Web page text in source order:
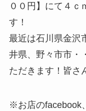
００円】にて４ｃ
す！
最近は石川県金沢
井県、野々市市・
ただきます！皆さ
※お店のfacebook